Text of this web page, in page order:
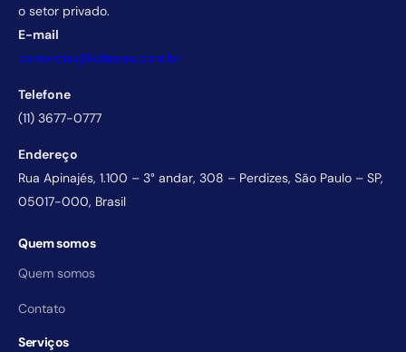
o setor privado.
E-mail
comercial@licitacao.com.br
Telefone
(11) 3677-0777
Endereço
Rua Apinajés, 1.100 – 3° andar, 308 – Perdizes, São Paulo – SP,
05017-000, Brasil
Quem somos
Quem somos
Contato
Serviços